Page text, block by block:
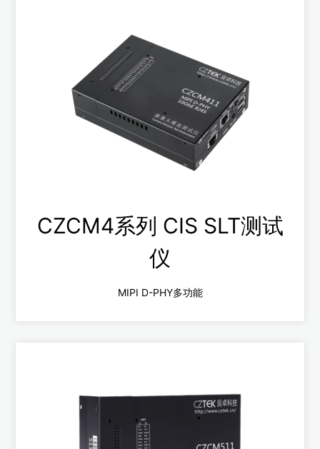
CZCM4系列 CIS SLT测试
仪
MIPI D-PHY多功能
CZCM4系列